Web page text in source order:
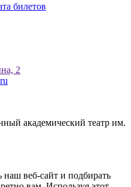
билетов
2
академический театр им.
веб-сайт и подбирать